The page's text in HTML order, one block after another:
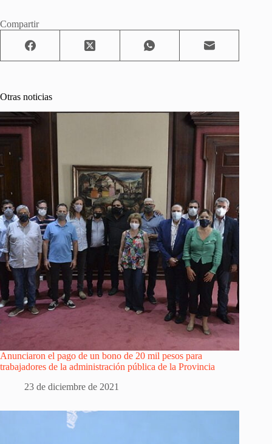
Compartir
Otras noticias
Anunciaron el pago de un bono de 20 mil pesos para
trabajadores de la administración pública de la Provincia
23 de diciembre de 2021